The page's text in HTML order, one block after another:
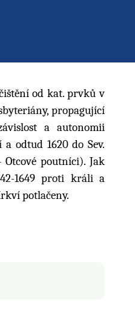
od kat. prvků v
propagující
a autonomii
odtud 1620 do Sev.
poutníci). Jak
1649 proti králi a
potlačeny.